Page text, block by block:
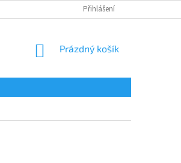
Přihlášení
NÁKUPNÍ
Prázdný košík